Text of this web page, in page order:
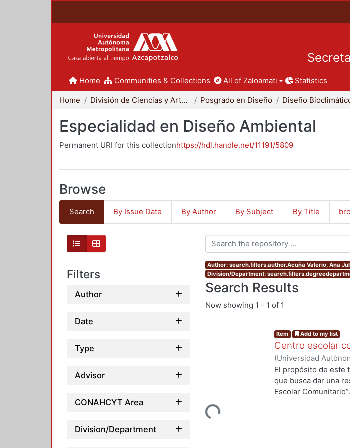
Home Communities & Collections All of Zaloamati Statistics
Home División de Ciencias y Artes para el Diseño Posgrado en Diseño Diseño
Especialidad en Diseño Ambiental
Permanent URI for this collectionhttps://hdl.handle.net/11191/5809
Browse
Search By Issue Date By Author By Subject By Title
Filters
Author
Date
Type
Advisor
CONAHCYT Area
Division/Department
Author: search.filters.author.Acuña Valerio, Ana
Division/Department:
Search Results
Now showing 1 - 1 of 1
Loading...
Item Add to my list
Centro escolar
(Universidad
de Servicios de
El propósito de este
que busca dar una
Escolar